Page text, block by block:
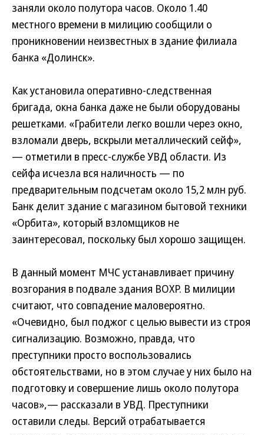
заняли около полутора часов. Около 1.40
местного времени в милицию сообщили о
проникновении неизвестных в здание филиала
банка «Долинск».
Как установила оперативно-следственная
бригада, окна банка даже не были оборудованы
решетками. «Грабители легко вошли через окно,
взломали дверь, вскрыли металлический сейф»,
— отметили в пресс-службе УВД области. Из
сейфа исчезла вся наличность — по
предварительным подсчетам около 15,2 млн руб.
Банк делит здание с магазином бытовой техники
«Орбита», который взломщиков не
заинтересовал, поскольку был хорошо защищен.
В данный момент МЧС устанавливает причину
возгорания в подвале здания ВОХР. В милиции
считают, что совпадение маловероятно.
«Очевидно, был поджог с целью вывести из строя
сигнализацию. Возможно, правда, что
преступники просто воспользовались
обстоятельствами, но в этом случае у них было на
подготовку и совершение лишь около полутора
часов»,— рассказали в УВД. Преступники
оставили следы. Версий отрабатывается